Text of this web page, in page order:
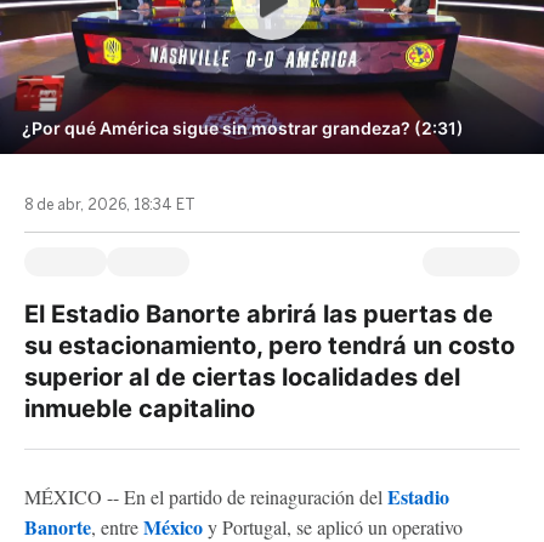
¿Por qué América sigue sin mostrar grandeza? (2:31)
8 de abr, 2026, 18:34 ET
El Estadio Banorte abrirá las puertas de
su estacionamiento, pero tendrá un costo
superior al de ciertas localidades del
inmueble capitalino
MÉXICO -- En el partido de reinaguración del Estadio
Banorte, entreMéxicoy Portugal, se aplicó un operativo